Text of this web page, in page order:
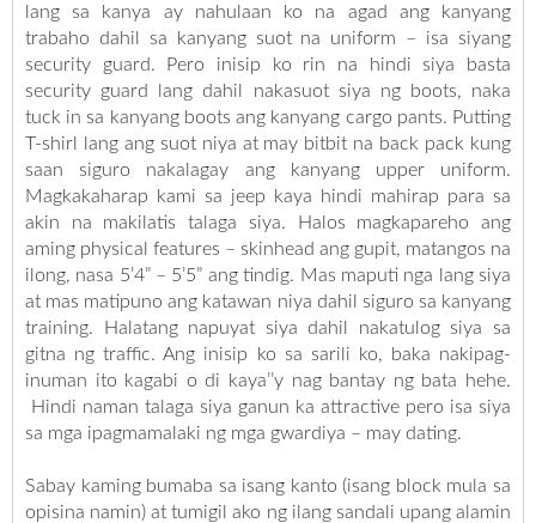
lang sa kanya ay nahulaan ko na agad ang kanyang
trabaho dahil sa kanyang suot na uniform – isa siyang
security guard. Pero inisip ko rin na hindi siya basta
security guard lang dahil nakasuot siya ng boots, naka
tuck in sa kanyang boots ang kanyang cargo pants. Putting
T-shirl lang ang suot niya at may bitbit na back pack kung
saan siguro nakalagay ang kanyang upper uniform.
Magkakaharap kami sa jeep kaya hindi mahirap para sa
akin na makilatis talaga siya. Halos magkapareho ang
aming physical features – skinhead ang gupit, matangos na
ilong, nasa 5’4” – 5’5” ang tindig. Mas maputi nga lang siya
at mas matipuno ang katawan niya dahil siguro sa kanyang
training. Halatang napuyat siya dahil nakatulog siya sa
gitna ng traffic. Ang inisip ko sa sarili ko, baka nakipag-
inuman ito kagabi o di kaya’’y nag bantay ng bata hehe.
Hindi naman talaga siya ganun ka attractive pero isa siya
sa mga ipagmamalaki ng mga gwardiya – may dating.
Sabay kaming bumaba sa isang kanto (isang block mula sa
opisina namin) at tumigil ako ng ilang sandali upang alamin